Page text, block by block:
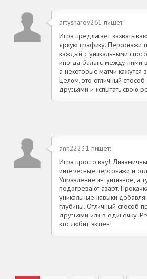
artysharov261 пишет:
Игра предлагает
яркую графику. Персонажи
каждый с уникальными
иногда баланс между ними
а некоторые матчи кажутся
целом, это отличный
друзьями и испытать свою
ann22231 пишет:
Игра просто вау!
интересные персонажи и
Управление интуитивное, а
подогревают азарт.
уникальные навыки
глубины. Отличный способ
друзьями или в одиночку.
кто любит экшен!